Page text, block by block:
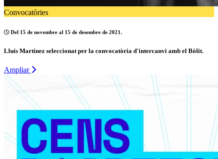
Convocatòries
Del 15 de novembre al 15 de desembre de 2021.
Lluís Martínez seleccionat per la convocatòria d'intercanvi amb el Bòlit.
Ampliar